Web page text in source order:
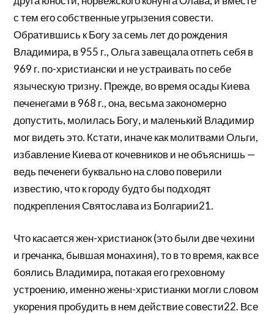
с тем его собственные угрызения совести.
Обратившись к Богу за семь лет до рождения
Владимира, в 955 г., Ольга завещала отпеть себя в
969 г. по-христиански и не устраивать по себе
языческую тризну. Прежде, во время осады Киева
печенегами в 968 г., она, весьма закономерно
допустить, молилась Богу, и маленький Владимир
мог видеть это. Кстати, иначе как молитвами Ольги,
избавление Киева от кочевников и не объяснишь —
ведь печенеги буквально на слово поверили
известию, что к городу будто бы подходят
подкрепления Святослава из Болгарии21.
Что касается жен-христианок (это были две чехини
и гречанка, бывшая монахиня), то в то время, как все
боялись Владимира, потакая его греховному
устроению, именно жены-христианки могли словом
укорения пробудить в нем действие совести22. Все